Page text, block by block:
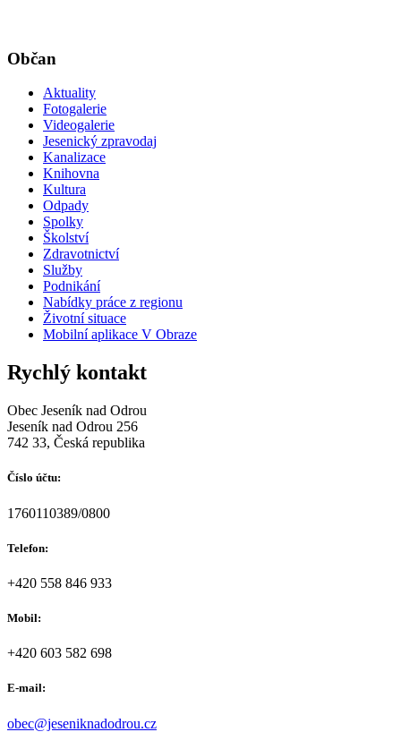
Občan
Aktuality
Fotogalerie
Videogalerie
Jesenický zpravodaj
Kanalizace
Knihovna
Kultura
Odpady
Spolky
Školství
Zdravotnictví
Služby
Podnikání
Nabídky práce z regionu
Životní situace
Mobilní aplikace V Obraze
Rychlý kontakt
Obec Jeseník nad Odrou
Jeseník nad Odrou 256
742 33, Česká republika
Číslo účtu:
1760110389/0800
Telefon:
+420 558 846 933
Mobil:
+420 603 582 698
E-mail:
obec@jeseniknadodrou.cz